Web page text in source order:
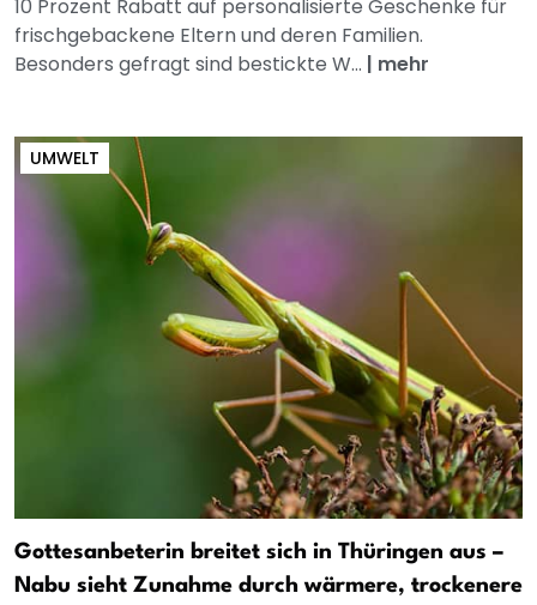
10 Prozent Rabatt auf personalisierte Geschenke für
frischgebackene Eltern und deren Familien.
Besonders gefragt sind bestickte W... | mehr
UMWELT
Gottesanbeterin breitet sich in Thüringen aus –
Nabu sieht Zunahme durch wärmere, trockenere